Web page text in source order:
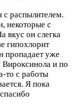
распылителем.
некоторые с
вкус он слегка
гипохлорит
пропадает уже
и по
то с работы
Я пока